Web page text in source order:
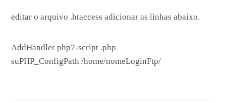
editar o arquivo .htaccess adicionar as linhas abaixo.
AddHandler php7-script .php
suPHP_ConfigPath /home/nomeLoginFtp/